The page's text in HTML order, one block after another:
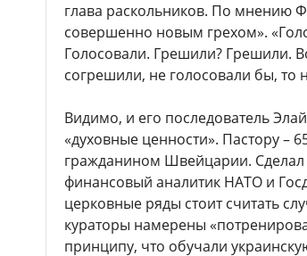
глава раскольников. По мнению
совершенно новым грехом».
Голосовали. Грешили? Грешили.
согрешили, не голосовали бы, то
Видимо, и его последователь
«духовные ценности». Пастору –
гражданином Швейцарии. Сделал
финансовый аналитик НАТО и
церковные ряды стоит считать
кураторы намерены
принципу, что обучали